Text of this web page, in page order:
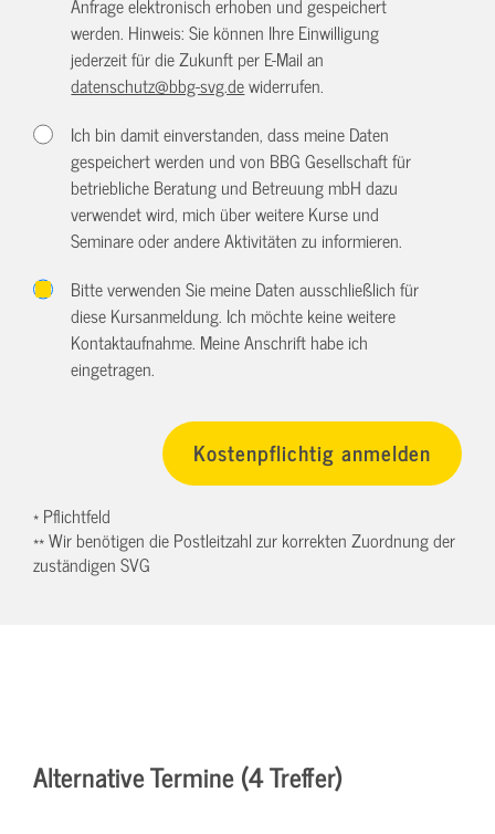
Anfrage elektronisch erhoben und gespeichert
werden. Hinweis: Sie können Ihre Einwilligung
jederzeit für die Zukunft per E-Mail an
datenschutz@bbg-svg.dewiderrufen.
Ich bin damit einverstanden, dass meine Daten
gespeichert werden und von BBG Gesellschaft für
betriebliche Beratung und Betreuung mbH dazu
verwendet wird, mich über weitere Kurse und
Seminare oder andere Aktivitäten zu informieren.
Bitte verwenden Sie meine Daten ausschließlich für
diese Kursanmeldung. Ich möchte keine weitere
Kontaktaufnahme. Meine Anschrift habe ich
eingetragen.
* Pflichtfeld
** Wir benötigen die Postleitzahl zur korrekten Zuordnung der
zuständigen SVG
Alternative Termine (4 Treffer)